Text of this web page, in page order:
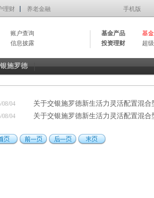
理财 养老金融 手机版
账户查询
信息披露
基金产品
基
投资理财
超
施罗德
08/04 关于交银施罗德新生活力灵活配置混
08/04 关于交银施罗德新生活力灵活配置混